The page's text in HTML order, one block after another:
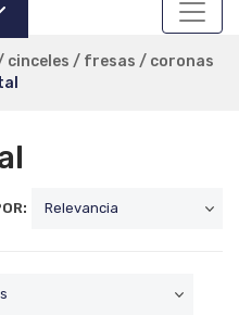
cinceles / fresas / coronas